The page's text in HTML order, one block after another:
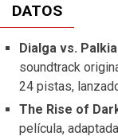
DATOS
Dialga vs.
soundtrack
24 pistas,
The Rise of
película,